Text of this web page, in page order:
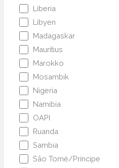
Liberia
Libyen
Madagaskar
Mauritius
Marokko
Mosambik
Nigeria
Namibia
OAPI
Ruanda
Sambia
São Tomé/Príncipe